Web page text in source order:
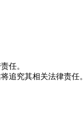
任。
追究其相关法律责任。